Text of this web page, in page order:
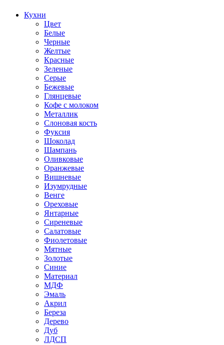
Кухни
Цвет
Белые
Черные
Желтые
Красные
Зеленые
Серые
Бежевые
Глянцевые
Кофе с молоком
Металлик
Слоновая кость
Фуксия
Шоколад
Шампань
Оливковые
Оранжевые
Вишневые
Изумрудные
Венге
Ореховые
Янтарные
Сиреневые
Салатовые
Фиолетовые
Мятные
Золотые
Синие
Материал
МДФ
Эмаль
Акрил
Береза
Дерево
Дуб
ЛДСП